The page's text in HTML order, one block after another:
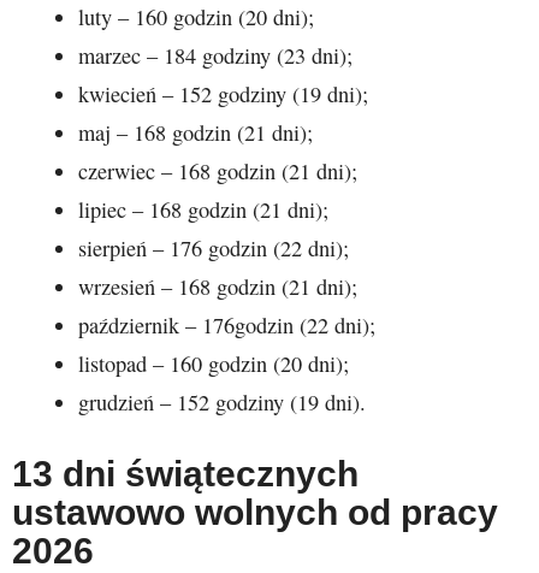
luty – 160 godzin (20 dni);
marzec – 184 godziny (23 dni);
kwiecień – 152 godziny (19 dni);
maj – 168 godzin (21 dni);
czerwiec – 168 godzin (21 dni);
lipiec – 168 godzin (21 dni);
sierpień – 176 godzin (22 dni);
wrzesień – 168 godzin (21 dni);
październik – 176godzin (22 dni);
listopad – 160 godzin (20 dni);
grudzień – 152 godziny (19 dni).
13 dni świątecznych
ustawowo wolnych od pracy
2026